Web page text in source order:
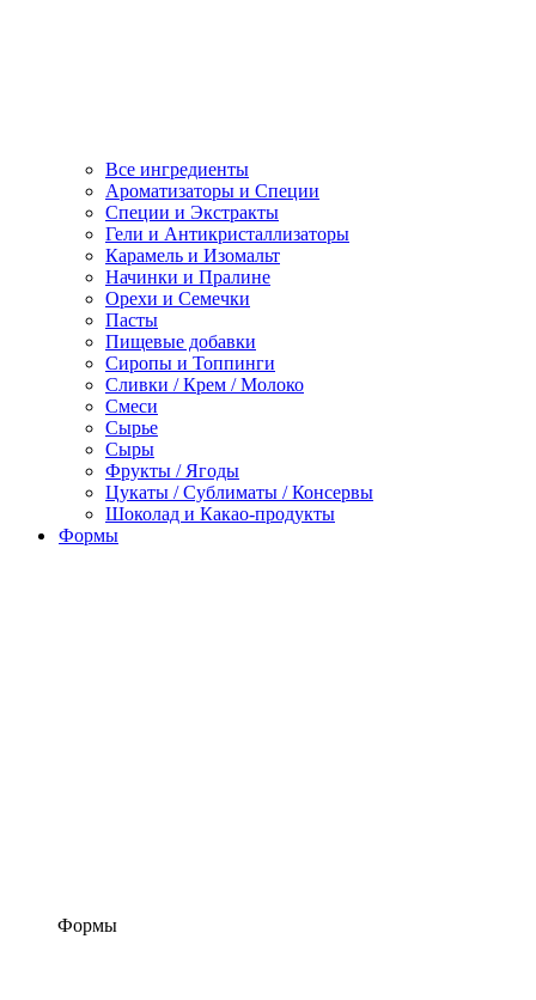
Все ингредиенты
Ароматизаторы и Специи
Специи и Экстракты
Гели и Антикристаллизаторы
Карамель и Изомальт
Начинки и Пралине
Орехи и Семечки
Пасты
Пищевые добавки
Сиропы и Топпинги
Сливки / Крем / Молоко
Смеси
Сырье
Сыры
Фрукты / Ягоды
Цукаты / Сублиматы / Консервы
Шоколад и Какао-продукты
Формы
Формы